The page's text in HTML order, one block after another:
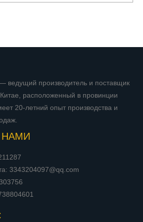
ведущий производитель и поставщик
расположенный в провинции
20-летний опыт производства и
НАМИ
3343204097@qq.com